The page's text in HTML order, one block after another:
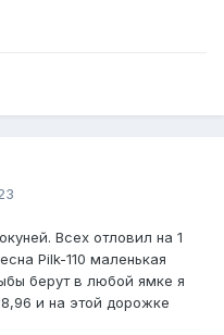
Всех отловил на 1
Pilk-110 маленькая
берут в любой ямке я
и на этой дорожке